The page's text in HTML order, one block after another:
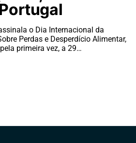
o Dia Internacional da
Perdas e Desperdício Alimentar,
primeira vez, a 29…